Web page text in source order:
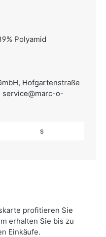
Polyamid
Hofgartenstraße
service@marc-o-
s
profitieren Sie
erhalten Sie bis zu
Einkäufe.